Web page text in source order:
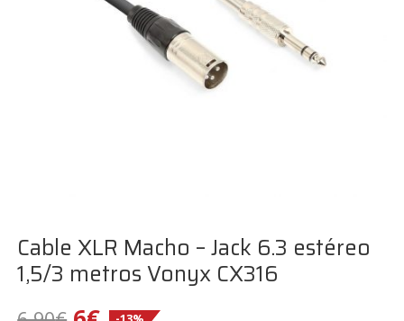
Cable XLR Macho – Jack 6.3 estéreo
1,5/3 metros Vonyx CX316